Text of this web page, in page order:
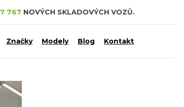
7 767 NOVÝCH SKLADOVÝCH VOZŮ.
Značky Modely Blog Kontakt